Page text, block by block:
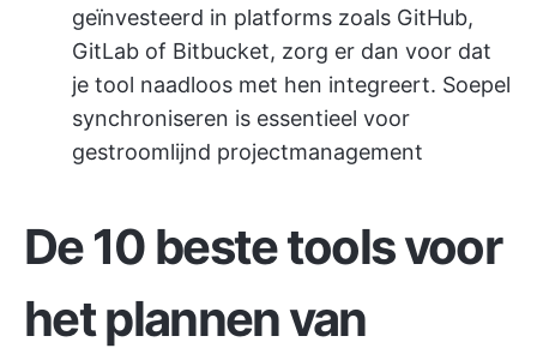
geïnvesteerd in platforms zoals GitHub,
GitLab of Bitbucket, zorg er dan voor dat
je tool naadloos met hen integreert. Soepel
synchroniseren is essentieel voor
gestroomlijnd projectmanagement
De 10 beste tools voor
het plannen van